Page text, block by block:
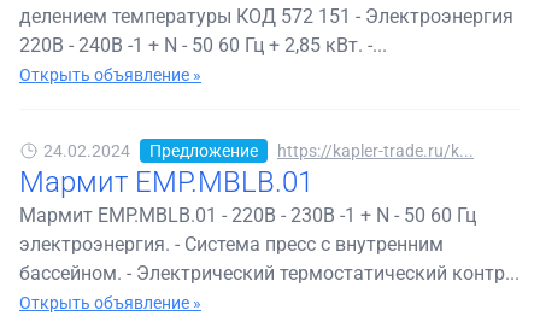
делением температуры КОД 572 151 - Электроэнергия
220В - 240В -1 + N - 50 60 Гц + 2,85 кВт. -...
Открыть объявление »
24.02.2024 Предложение https://kapler-trade.ru/k...
Мармит EMP.MBLB.01
Мармит EMP.MBLB.01 - 220В - 230В -1 + N - 50 60 Гц
электроэнергия. - Система пресс с внутренним
бассейном. - Электрический термостатический контр...
Открыть объявление »